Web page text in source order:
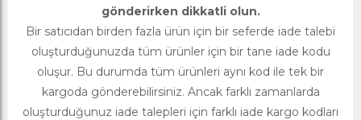
gönderirken dikkatli olun.
Bir satıcıdan birden fazla ürün için bir seferde iade talebi
oluşturduğunuzda tüm ürünler için bir tane iade kodu
oluşur. Bu durumda tüm ürünleri aynı kod ile tek bir
kargoda gönderebilirsiniz. Ancak farklı zamanlarda
oluşturduğunuz iade talepleri için farklı iade kargo kodları